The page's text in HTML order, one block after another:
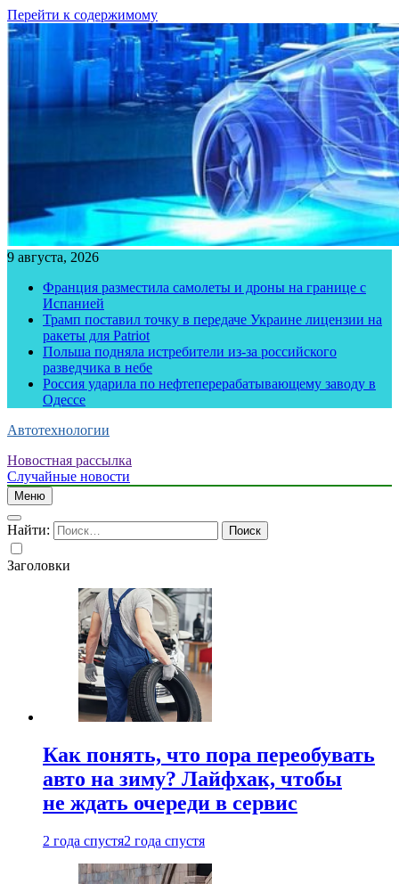
Перейти к содержимому
9 августа, 2026
Франция разместила самолеты и дроны на границе с
Испанией
Трамп поставил точку в передаче Украине лицензии на
ракеты для Patriot
Польша подняла истребители из-за российского
разведчика в небе
Россия ударила по нефтеперерабатывающему заводу в
Одессе
Автотехнологии
Новостная рассылка
Случайные новости
Меню
Найти:
Заголовки
Как понять, что пора переобувать
авто на зиму? Лайфхак, чтобы
не ждать очереди в сервис
2 года спустя2 года спустя